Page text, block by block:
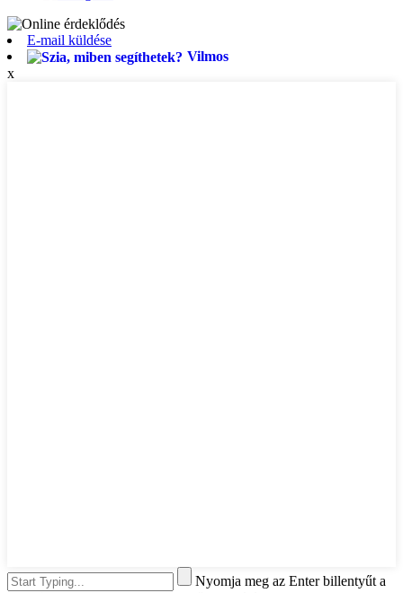
E-mail küldése
Vilmos
x
Nyomja meg az Enter billentyűt a